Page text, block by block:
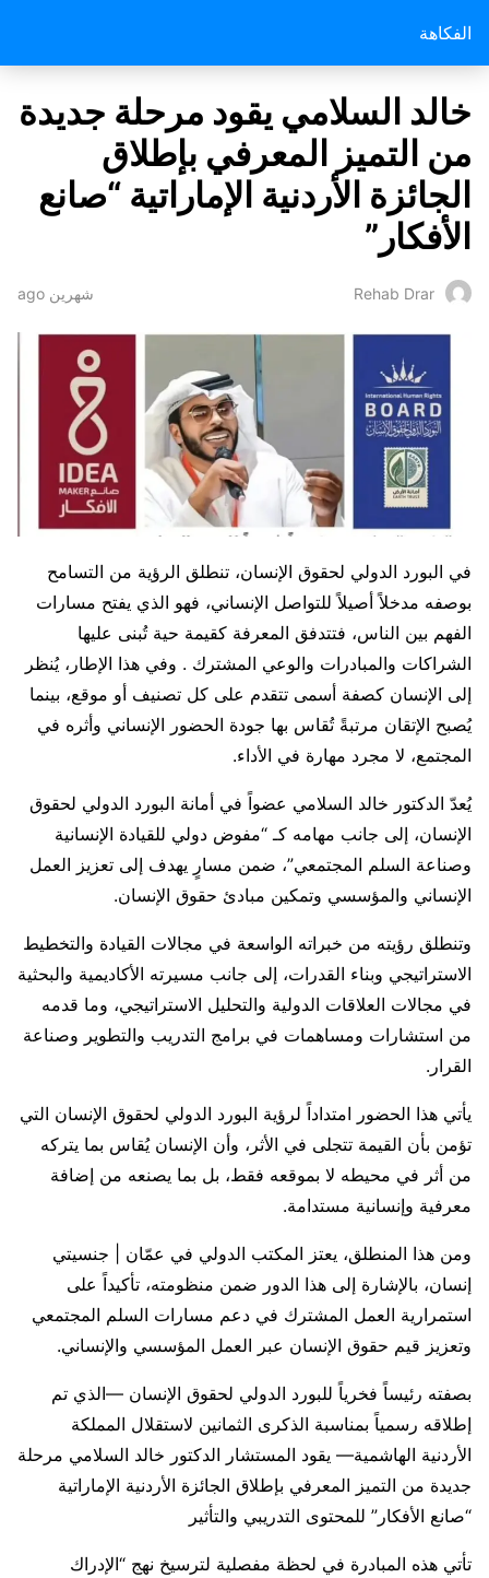
الفكاهة
خالد السلامي يقود مرحلة جديدة
من التميز المعرفي بإطلاق
الجائزة الأردنية الإماراتية “صانع
الأفكار”
Rehab Drar شهرين ago
في البورد الدولي لحقوق الإنسان، تنطلق الرؤية من التسامح
بوصفه مدخلاً أصيلاً للتواصل الإنساني، فهو الذي يفتح مسارات
الفهم بين الناس، فتتدفق المعرفة كقيمة حية تُبنى عليها
الشراكات والمبادرات والوعي المشترك . وفي هذا الإطار، يُنظر
إلى الإنسان كصفة أسمى تتقدم على كل تصنيف أو موقع، بينما
يُصبح الإتقان مرتبةً تُقاس بها جودة الحضور الإنساني وأثره في
المجتمع، لا مجرد مهارة في الأداء.
يُعدّ الدكتور خالد السلامي عضواً في أمانة البورد الدولي لحقوق
الإنسان، إلى جانب مهامه كـ “مفوض دولي للقيادة الإنسانية
وصناعة السلم المجتمعي”، ضمن مسارٍ يهدف إلى تعزيز العمل
الإنساني والمؤسسي وتمكين مبادئ حقوق الإنسان.
وتنطلق رؤيته من خبراته الواسعة في مجالات القيادة والتخطيط
الاستراتيجي وبناء القدرات، إلى جانب مسيرته الأكاديمية والبحثية
في مجالات العلاقات الدولية والتحليل الاستراتيجي، وما قدمه
من استشارات ومساهمات في برامج التدريب والتطوير وصناعة
القرار.
يأتي هذا الحضور امتداداً لرؤية البورد الدولي لحقوق الإنسان التي
تؤمن بأن القيمة تتجلى في الأثر، وأن الإنسان يُقاس بما يتركه
من أثر في محيطه لا بموقعه فقط، بل بما يصنعه من إضافة
معرفية وإنسانية مستدامة.
ومن هذا المنطلق، يعتز المكتب الدولي في عمّان | جنسيتي
إنسان، بالإشارة إلى هذا الدور ضمن منظومته، تأكيداً على
استمرارية العمل المشترك في دعم مسارات السلم المجتمعي
وتعزيز قيم حقوق الإنسان عبر العمل المؤسسي والإنساني.
بصفته رئيساً فخرياً للبورد الدولي لحقوق الإنسان —الذي تم
إطلاقه رسمياً بمناسبة الذكرى الثمانين لاستقلال المملكة
الأردنية الهاشمية— يقود المستشار الدكتور خالد السلامي مرحلة
جديدة من التميز المعرفي بإطلاق الجائزة الأردنية الإماراتية
“صانع الأفكار” للمحتوى التدريبي والتأثير
تأتي هذه المبادرة في لحظة مفصلية لترسيخ نهج “الإدراك